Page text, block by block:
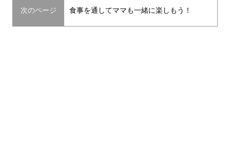
次のページ 食事を通してママも一緒に楽しもう！